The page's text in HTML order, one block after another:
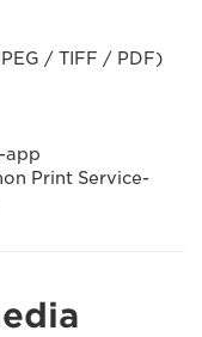
/ TIFF / PDF)
app
Print Service-